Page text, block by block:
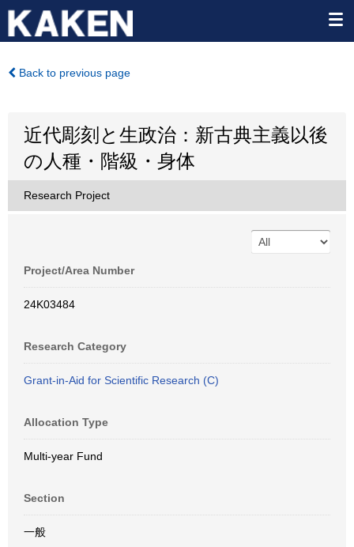
Back to previous page
近代彫刻と生政治：新古典主義以後
の人種・階級・身体
Research Project
Project/Area Number
24K03484
Research Category
Grant-in-Aid for Scientific Research (C)
Allocation Type
Multi-year Fund
Section
一般